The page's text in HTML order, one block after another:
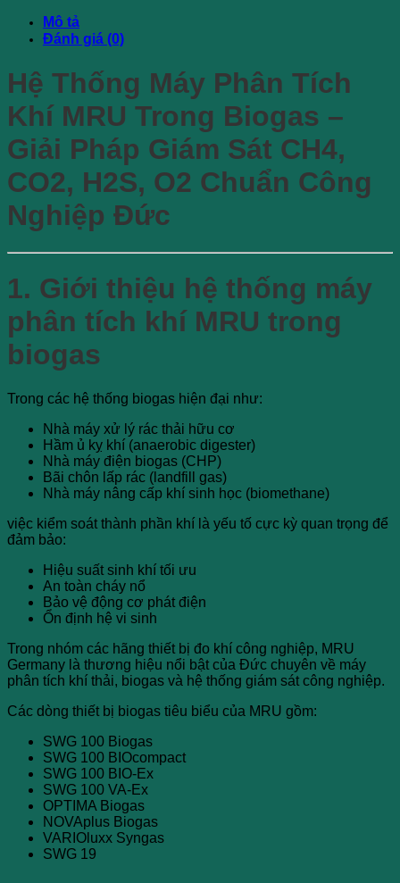
Mô tả
Đánh giá (0)
Hệ Thống Máy Phân Tích
Khí MRU Trong Biogas –
Giải Pháp Giám Sát CH4,
CO2, H2S, O2 Chuẩn Công
Nghiệp Đức
1. Giới thiệu hệ thống máy
phân tích khí MRU trong
biogas
Trong các hệ thống biogas hiện đại như:
Nhà máy xử lý rác thải hữu cơ
Hầm ủ kỵ khí (anaerobic digester)
Nhà máy điện biogas (CHP)
Bãi chôn lấp rác (landfill gas)
Nhà máy nâng cấp khí sinh học (biomethane)
việc kiểm soát thành phần khí là yếu tố cực kỳ quan trọng để
đảm bảo:
Hiệu suất sinh khí tối ưu
An toàn cháy nổ
Bảo vệ động cơ phát điện
Ổn định hệ vi sinh
Trong nhóm các hãng thiết bị đo khí công nghiệp, MRU
Germany là thương hiệu nổi bật của Đức chuyên về máy
phân tích khí thải, biogas và hệ thống giám sát công nghiệp.
Các dòng thiết bị biogas tiêu biểu của MRU gồm:
SWG 100 Biogas
SWG 100 BIOcompact
SWG 100 BIO-Ex
SWG 100 VA-Ex
OPTIMA Biogas
NOVAplus Biogas
VARIOluxx Syngas
SWG 19